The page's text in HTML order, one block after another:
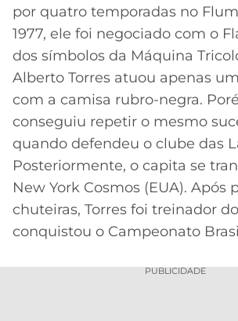
por quatro temporadas no
1977, ele foi negociado com o
dos símbolos da Máquina
Alberto Torres atuou apenas
com a camisa rubro-negra.
conseguiu repetir o mesmo
quando defendeu o clube das
Posteriormente, o capita se
New York Cosmos (EUA). Após
chuteiras, Torres foi treinador
conquistou o Campeonato
PUBLICIDADE